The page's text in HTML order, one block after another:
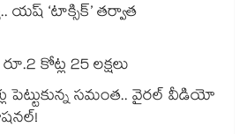
యష్ ‘టాక్సిక్’ తర్వాత
కోట్ల 25 లక్షలు
పెట్టుకున్న సమంత.. వైరల్ వీడియో